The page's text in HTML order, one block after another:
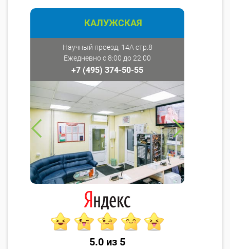
КАЛУЖСКАЯ
Научный проезд, 14А стр.8
Ежедневно с 8:00 до 22:00
+7 (495) 374-50-55
5.0 из 5